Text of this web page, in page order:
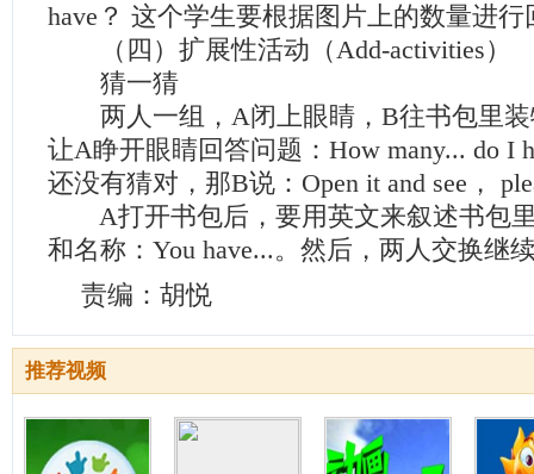
have？ 这个学生要根据图片上的数量进行
（四）扩展性活动（Add-activities）
猜一猜
两人一组，A闭上眼睛，B往书包里装
让A睁开眼睛回答问题：How many... do I
还没有猜对，那B说：Open it and see，
A打开书包后，要用英文来叙述书包
和名称：You have...。然后，两人交换继
责编：胡悦
推荐视频